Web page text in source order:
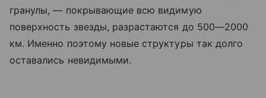
гранулы, — покрывающие всю видимую
поверхность звезды, разрастаются до 500—2000
км. Именно поэтому новые структуры так долго
оставались невидимыми.